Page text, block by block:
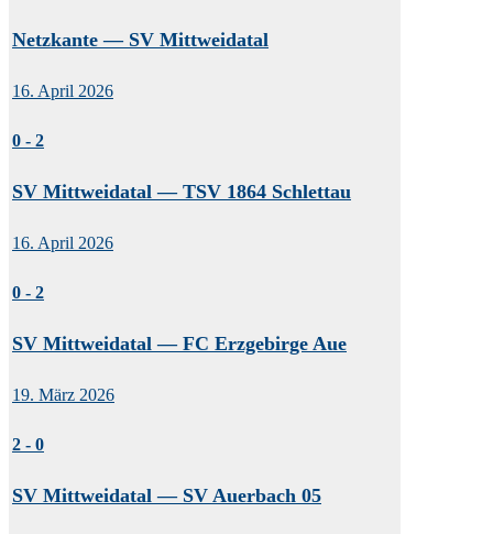
Netzkante — SV Mittweidatal
16. April 2026
0 - 2
SV Mittweidatal — TSV 1864 Schlettau
16. April 2026
0 - 2
SV Mittweidatal — FC Erzgebirge Aue
19. März 2026
2 - 0
SV Mittweidatal — SV Auerbach 05